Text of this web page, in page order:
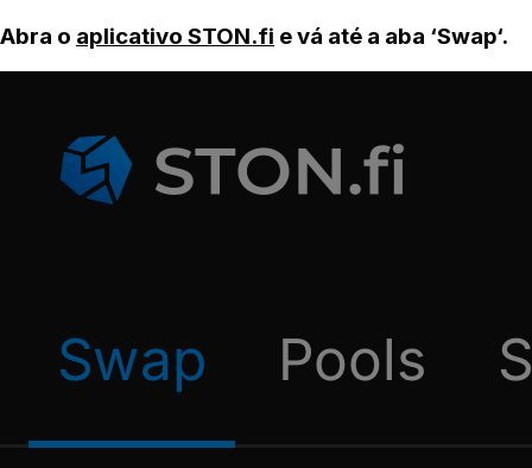
Abra o aplicativo STON.fi e vá até a aba ‘Swap‘.